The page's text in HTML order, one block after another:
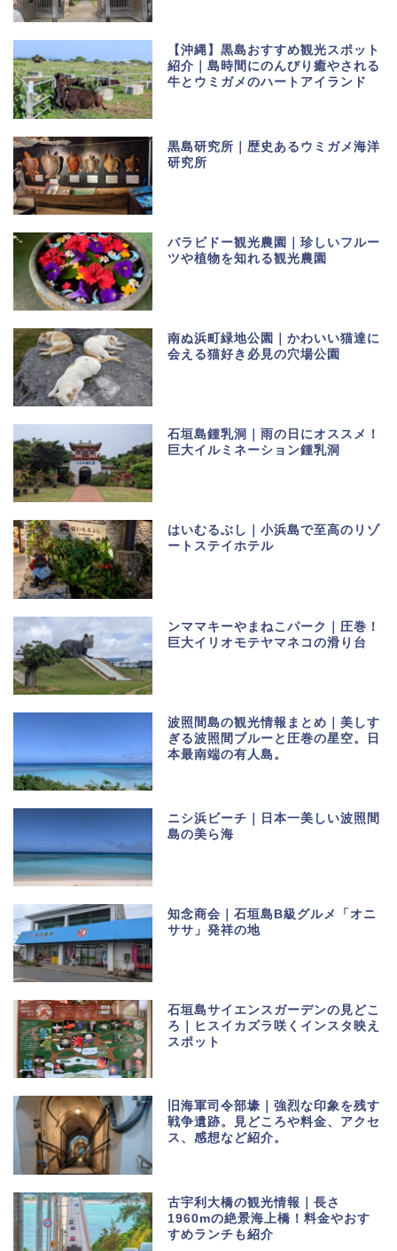
【沖縄】黒島おすすめ観光スポット
紹介｜島時間にのんびり癒やされる
牛とウミガメのハートアイランド
黒島研究所｜歴史あるウミガメ海洋
研究所
バラビドー観光農園｜珍しいフルー
ツや植物を知れる観光農園
南ぬ浜町緑地公園｜かわいい猫達に
会える猫好き必見の穴場公園
石垣島鍾乳洞｜雨の日にオススメ！
巨大イルミネーション鍾乳洞
はいむるぶし｜小浜島で至高のリゾ
ートステイホテル
ンママキーやまねこパーク｜圧巻！
巨大イリオモテヤマネコの滑り台
波照間島の観光情報まとめ｜美しす
ぎる波照間ブルーと圧巻の星空。日
本最南端の有人島。
ニシ浜ビーチ｜日本一美しい波照間
島の美ら海
知念商会｜石垣島B級グルメ「オニ
ササ」発祥の地
石垣島サイエンスガーデンの見どこ
ろ｜ヒスイカズラ咲くインスタ映え
スポット
旧海軍司令部壕｜強烈な印象を残す
戦争遺跡。見どころや料金、アクセ
ス、感想など紹介。
古宇利大橋の観光情報｜長さ
1960mの絶景海上橋！料金やおす
すめランチも紹介